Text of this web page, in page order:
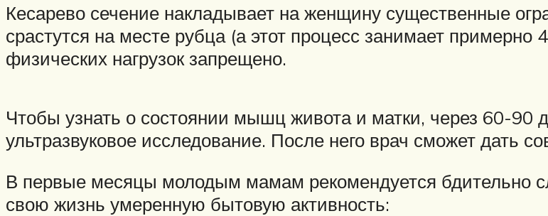
Кесарево сечение накладывает на женщину существенные
срастутся на месте рубца (а этот процесс занимает
физических нагрузок запрещено.
Чтобы узнать о состоянии мышц живота и матки, через 60-90
ультразвуковое исследование. После него врач сможет дать
В первые месяцы молодым мамам рекомендуется бдительно
свою жизнь умеренную бытовую активность: